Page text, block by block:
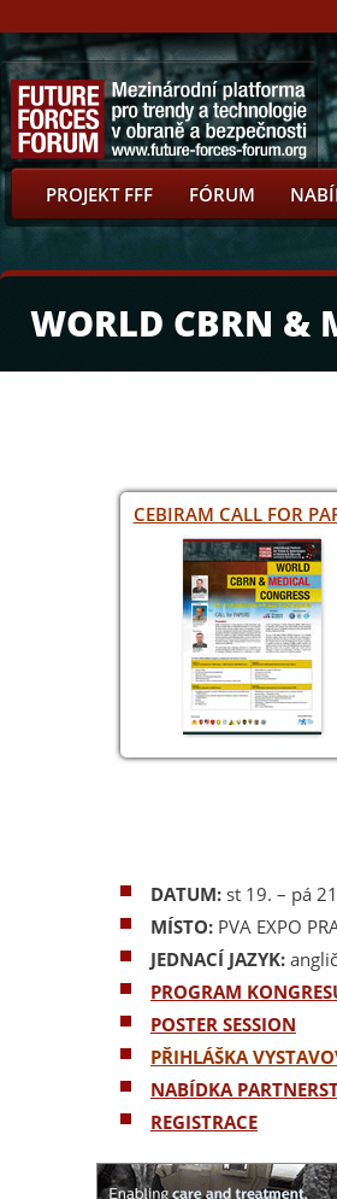
PROJEKT FFF FÓRUM
WORLD CBRN &
CEBIRAM CALL FOR
DATUM: st 19. – pá
MÍSTO: PVA EXPO
JEDNACÍ JAZYK:
PROGRAM
POSTER SESSION
PŘIHLÁŠKA
NABÍDKA
REGISTRACE